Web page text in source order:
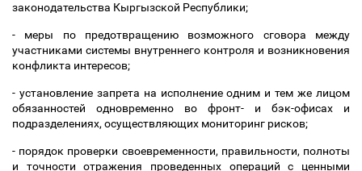
законодательства Кыргызской Республики;
- меры по предотвращению возможного сговора между
участниками системы внутреннего контроля и возникновения
конфликта интересов;
- установление запрета на исполнение одним и тем же лицом
обязанностей одновременно во фронт- и бэк-офисах и
подразделениях, осуществляющих мониторинг рисков;
- порядок проверки своевременности, правильности, полноты
и точности отражения проведенных операций с ценными